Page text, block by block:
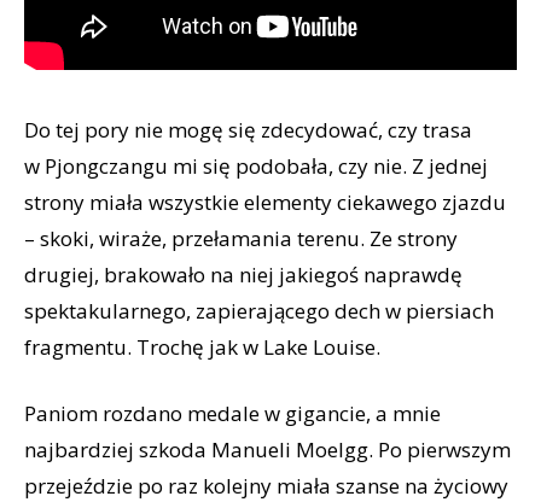
Do tej pory nie mogę się zdecydować, czy trasa
w Pjongczangu mi się podobała, czy nie. Z jednej
strony miała wszystkie elementy ciekawego zjazdu
– skoki, wiraże, przełamania terenu. Ze strony
drugiej, brakowało na niej jakiegoś naprawdę
spektakularnego, zapierającego dech w piersiach
fragmentu. Trochę jak w Lake Louise.
Paniom rozdano medale w gigancie, a mnie
najbardziej szkoda Manueli Moelgg. Po pierwszym
przejeździe po raz kolejny miała szanse na życiowy